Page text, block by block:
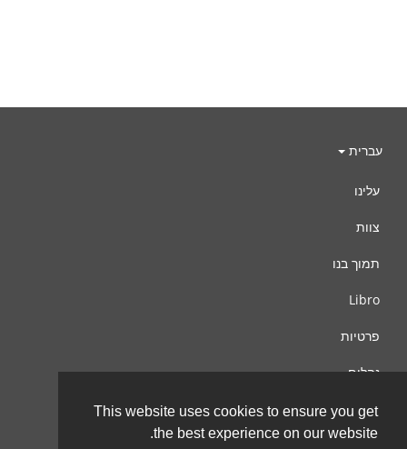
This website uses cookies to ensure you get
the best experience on our website.
עברית
עלינו
צוות
תמוך בנו
Libro
פרטיות
נהלים
צור קשר